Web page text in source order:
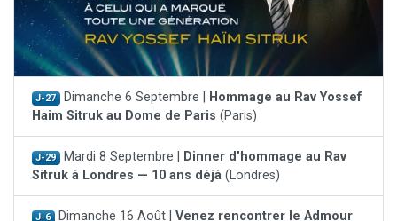
J-27 Dimanche 6 Septembre |
Hommage au Rav Yossef
Haim Sitruk au Dome de Paris (Paris)
J-29 Mardi 8 Septembre |
Dinner d'hommage au Rav
Sitruk à Londres — 10 ans déjà (Londres)
J-6 Dimanche 16 Août | Venez rencontrer le Admour